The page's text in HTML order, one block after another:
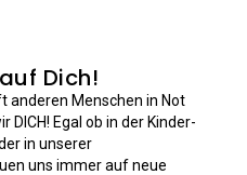
Dich!
anderen Menschen in Not
DICH! Egal ob in der Kinder-
in unserer
uns immer auf neue